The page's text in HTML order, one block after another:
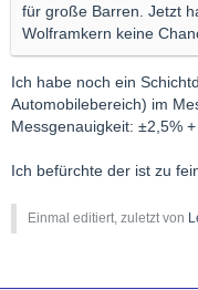
für große Barren. Jetzt
Wolframkern keine
Ich habe noch ein
Automobilebereich) im
Messgenauigkeit: ±2,5%
Ich befürchte der ist zu
Einmal editiert, zuletzt von